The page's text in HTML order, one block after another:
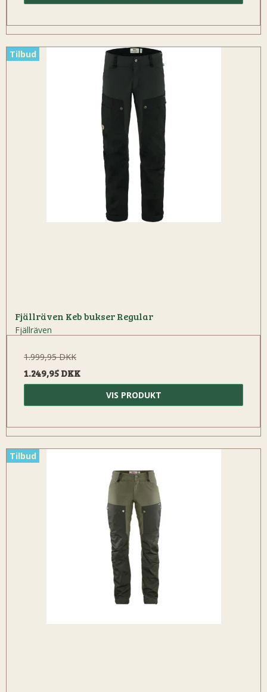
Tilbud
Fjällräven Keb bukser Regular
Fjällräven
1.999,95 DKK
1.249,95 DKK
VIS PRODUKT
Tilbud